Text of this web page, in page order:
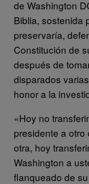
de Washington
Biblia, sostenida
preservaría,
Constitución de
después de
disparados
honor a la
«Hoy no
presidente a
otra, hoy
Washington a
flanqueado de